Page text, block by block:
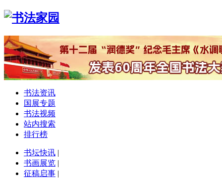
书法资讯
国展专题
书法视频
站内搜索
排行榜
书坛快讯 |
书画展览 |
征稿启事 |